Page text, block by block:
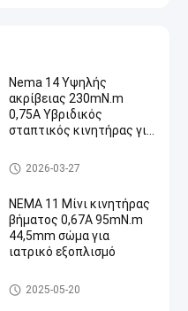
Nema 14 Υψηλής
ακρίβειας 230mN.m
0,75A Υβριδικός
σταπτικός κινητήρας για
Stepper NEMA 14 μηχανή
2026-03-27
NEMA 11 Μίνι κινητήρας
βήματος 0,67A 95mN.m
44,5mm σώμα για
ιατρικό εξοπλισμό
nema 11 stepper μηχανή
2025-05-20